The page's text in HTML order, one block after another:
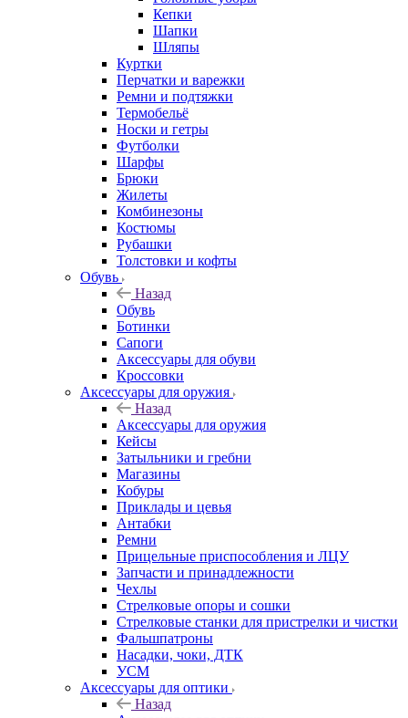
Кепки
Шапки
Шляпы
Куртки
Перчатки и варежки
Ремни и подтяжки
Термобельё
Носки и гетры
Футболки
Шарфы
Брюки
Жилеты
Комбинезоны
Костюмы
Рубашки
Толстовки и кофты
Обувь
Назад
Обувь
Ботинки
Сапоги
Аксессуары для обуви
Кроссовки
Аксессуары для оружия
Назад
Аксессуары для оружия
Кейсы
Затыльники и гребни
Магазины
Кобуры
Приклады и цевья
Антабки
Ремни
Прицельные приспособления и ЛЦУ
Запчасти и принадлежности
Чехлы
Стрелковые опоры и сошки
Стрелковые станки для пристрелки и чистки
Фальшпатроны
Насадки, чоки, ДТК
УСМ
Аксессуары для оптики
Назад